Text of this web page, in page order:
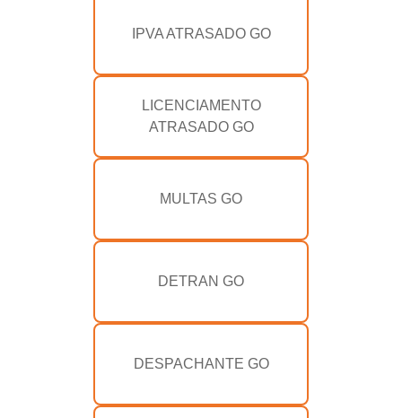
IPVA ATRASADO GO
LICENCIAMENTO
ATRASADO GO
MULTAS GO
DETRAN GO
DESPACHANTE GO